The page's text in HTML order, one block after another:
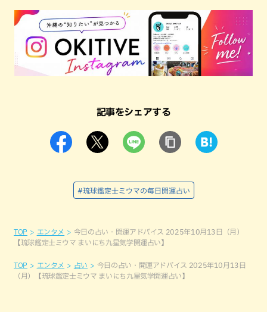
記事をシェアする
#琉球鑑定士ミウマの毎日開運占い
TOP エンタメ
今日の占い・開運アドバイス 2025年10月13日（月）
【琉球鑑定士ミウマ まいにち九星気学開運占い】
TOP エンタメ 占い
今日の占い・開運アドバイス 2025年10月13日
（月）【琉球鑑定士ミウマ まいにち九星気学開運占い】